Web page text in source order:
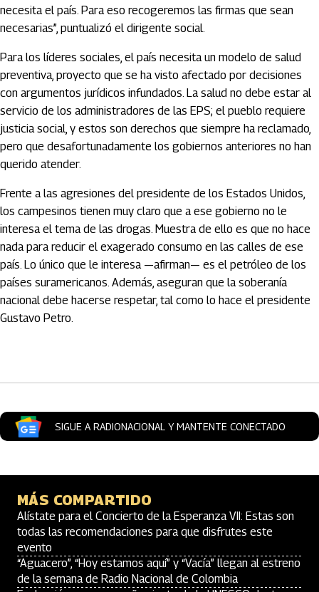
necesita el país. Para eso recogeremos las firmas que sean
necesarias”, puntualizó el dirigente social.
Para los líderes sociales, el país necesita un modelo de salud
preventiva, proyecto que se ha visto afectado por decisiones
con argumentos jurídicos infundados. La salud no debe estar al
servicio de los administradores de las EPS; el pueblo requiere
justicia social, y estos son derechos que siempre ha reclamado,
pero que desafortunadamente los gobiernos anteriores no han
querido atender.
Frente a las agresiones del presidente de los Estados Unidos,
los campesinos tienen muy claro que a ese gobierno no le
interesa el tema de las drogas. Muestra de ello es que no hace
nada para reducir el exagerado consumo en las calles de ese
país. Lo único que le interesa —afirman— es el petróleo de los
países suramericanos. Además, aseguran que la soberanía
nacional debe hacerse respetar, tal como lo hace el presidente
Gustavo Petro.
SIGUE A RADIONACIONAL Y MANTENTE CONECTADO
MÁS COMPARTIDO
Alístate para el Concierto de la Esperanza VII: Estas son
todas las recomendaciones para que disfrutes este
evento
“Aguacero”, “Hoy estamos aquí” y “Vacía” llegan al estreno
de la semana de Radio Nacional de Colombia